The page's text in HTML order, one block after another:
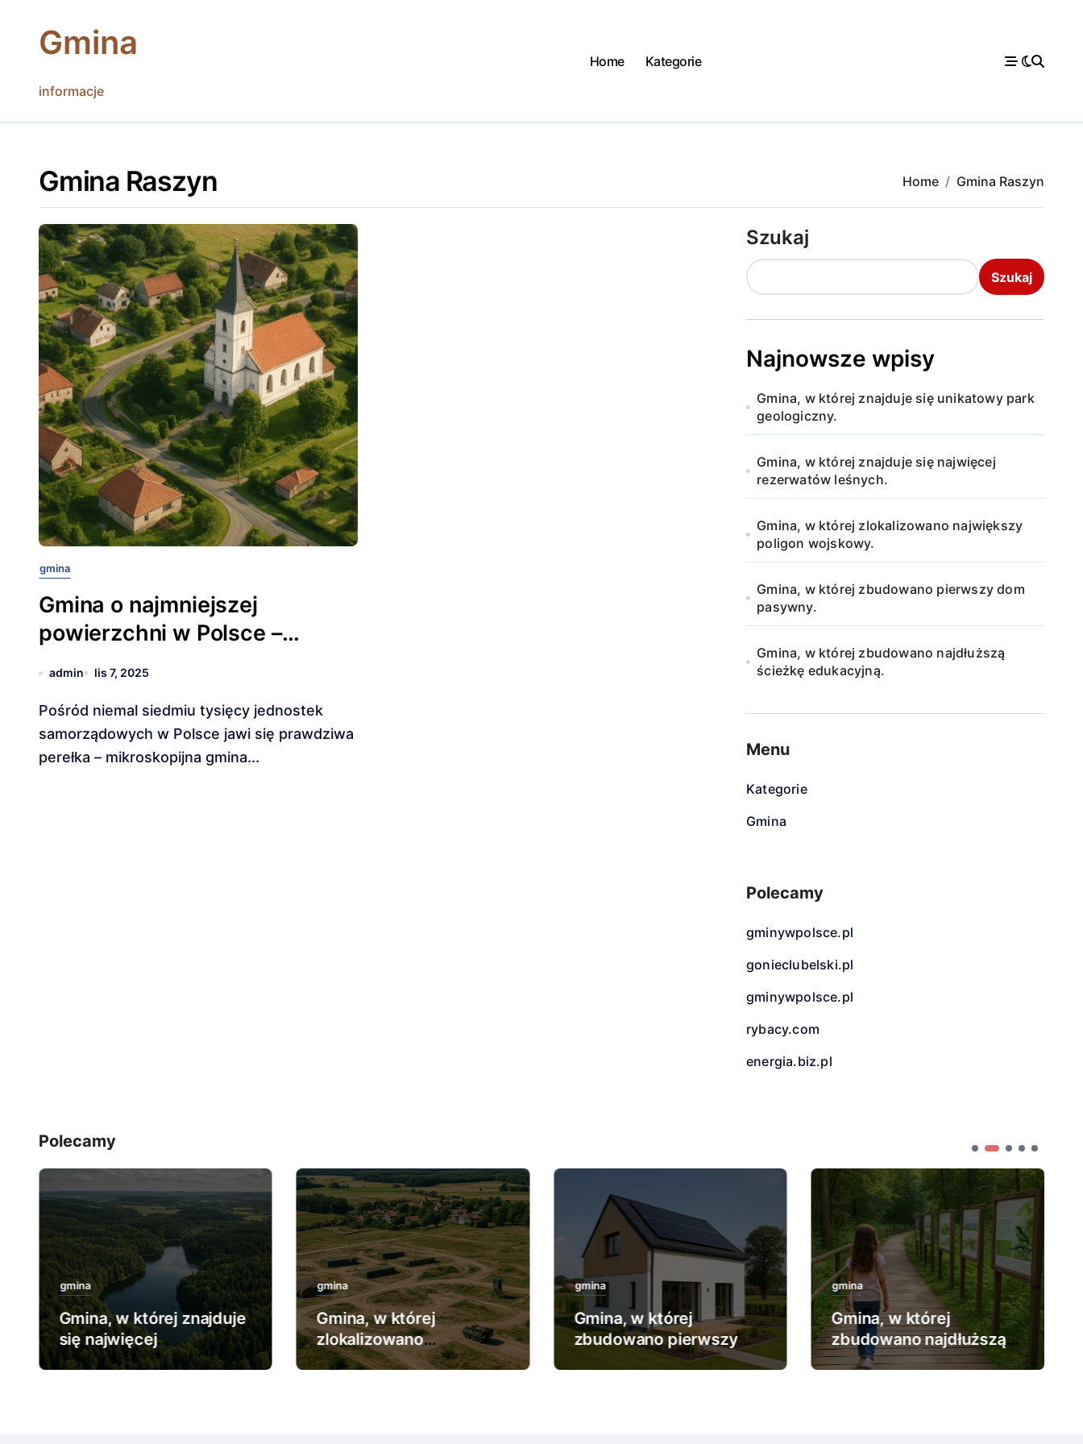
contentGmina
informacje
Home Kategorie
Gmina Raszyn Home Gmina Raszyn
gmina
Gmina o najmniejszej
powierzchni w Polsce –
mikroskopijna, ale wyjątkowa!
admin lis 7, 2025
Pośród niemal siedmiu tysięcy jednostek
samorządowych w Polsce jawi się prawdziwa
perełka – mikroskopijna gmina...
Szukaj
Szukaj
Najnowsze wpisy
Gmina, w której znajduje się unikatowy park
geologiczny.
Gmina, w której znajduje się najwięcej
rezerwatów leśnych.
Gmina, w której zlokalizowano największy
poligon wojskowy.
Gmina, w której zbudowano pierwszy dom
pasywny.
Gmina, w której zbudowano najdłuższą
ścieżkę edukacyjną.
Menu
Kategorie
Gmina
Polecamy
gminywpolsce.pl
gonieclubelski.pl
gminywpolsce.pl
rybacy.com
energia.biz.pl
Polecamy
gmina
Gmina, w której znajduje
się najwięcej
rezerwatów leśnych.
gmina
Gmina, w której
zlokalizowano
największy poligon
gmina
Gmina, w której
zbudowano pierwszy
dom pasywny.
gmina
Gmina, w której
zbudowano najdłuższą
ścieżkę edukacyjną.